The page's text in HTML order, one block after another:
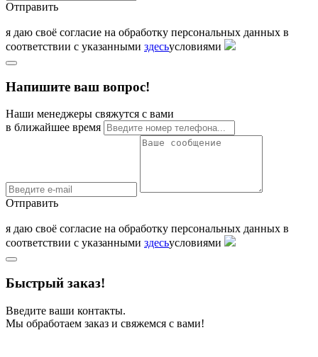
Отправить
я даю своё согласие на обработку персональных данных в
соответствии с указанными здесьусловиями
Напишите ваш вопрос!
Наши менеджеры свяжутся с вами
в ближайшее время
Отправить
я даю своё согласие на обработку персональных данных в
соответствии с указанными здесьусловиями
Быстрый заказ!
Введите ваши контакты.
Мы обработаем заказ и свяжемся с вами!